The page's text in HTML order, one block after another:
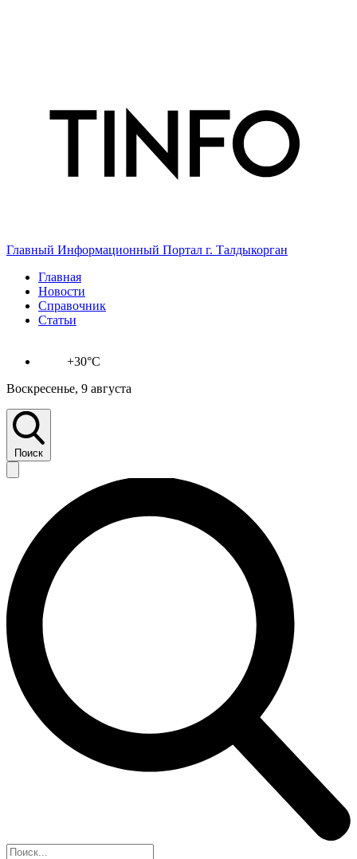
Главный Информационный Портал г. Талдыкорган
Главная
Новости
Справочник
Статьи
+30°C
Воскресенье, 9 августа
Поиск